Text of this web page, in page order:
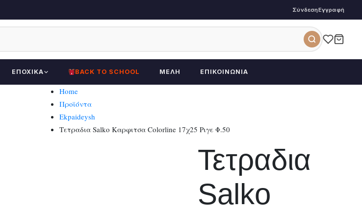
ΣύνδεσηΕγγραφή
ΕΠΟΧΙΚΆ BACK TO SCHOOL ΜΈΛΗ ΕΠΙΚΟΙΝΩΝΊΑ
Home
Προϊόντα
Ekpaideysh
Τετραδια Salko Καρφιτσα Colorline 17χ25 Ριγε Φ.50
Τετραδια
Salko